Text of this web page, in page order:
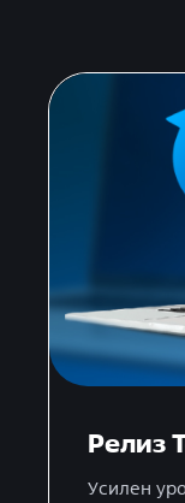
Релиз
Усилен